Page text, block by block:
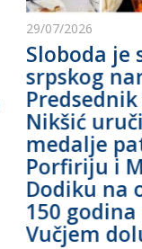
29/07/2026
Sloboda je
srpskog
Nikšić
medalje
Porfiriju i
Dodiku na
150
Vučjem